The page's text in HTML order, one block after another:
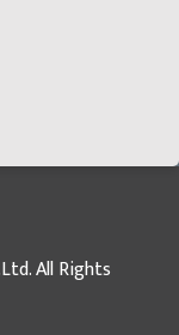
All Rights